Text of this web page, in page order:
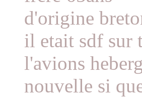
d'origine
il etait sdf sur
l'avions
nouvelle si